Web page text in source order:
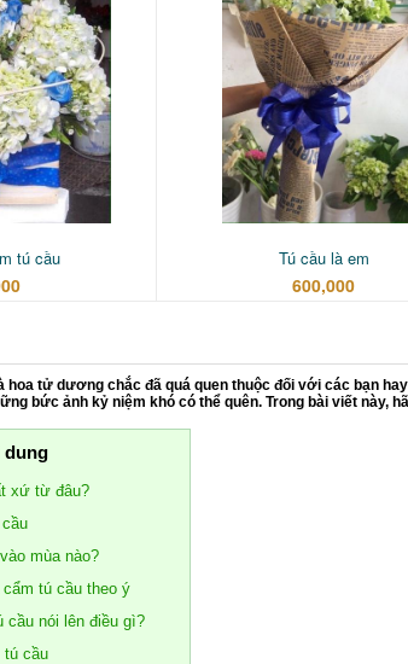
tú cầu Tú cầu là em
600,000
hoa tử dương chắc đã quá quen thuộc đối với các bạn
bức ảnh kỷ niệm khó có thể quên. Trong bài viết này,
dung
xứ từ đâu?
mùa nào?
tú cầu theo ý
cầu nói lên điều gì?
tú cầu